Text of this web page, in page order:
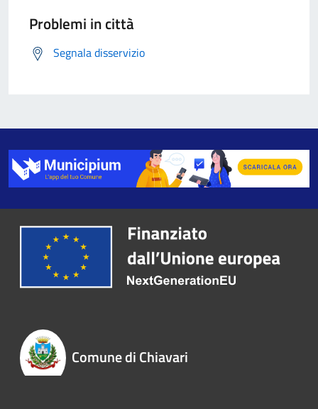
Problemi in città
Segnala disservizio
Comune di Chiavari